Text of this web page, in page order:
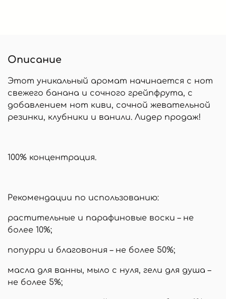
Описание
Этот уникальный аромат начинается с нот
свежего банана и сочного грейпфрута, с
добавлением нот киви, сочной жевательной
резинки, клубники и ванили. Лидер продаж!
100% концентрация.
Рекомендации по использованию:
растительные и парафиновые воски – не
более 10%;
попурри и благовония – не более 50%;
масла для ванны, мыло с нуля, гели для душа –
не более 5%;